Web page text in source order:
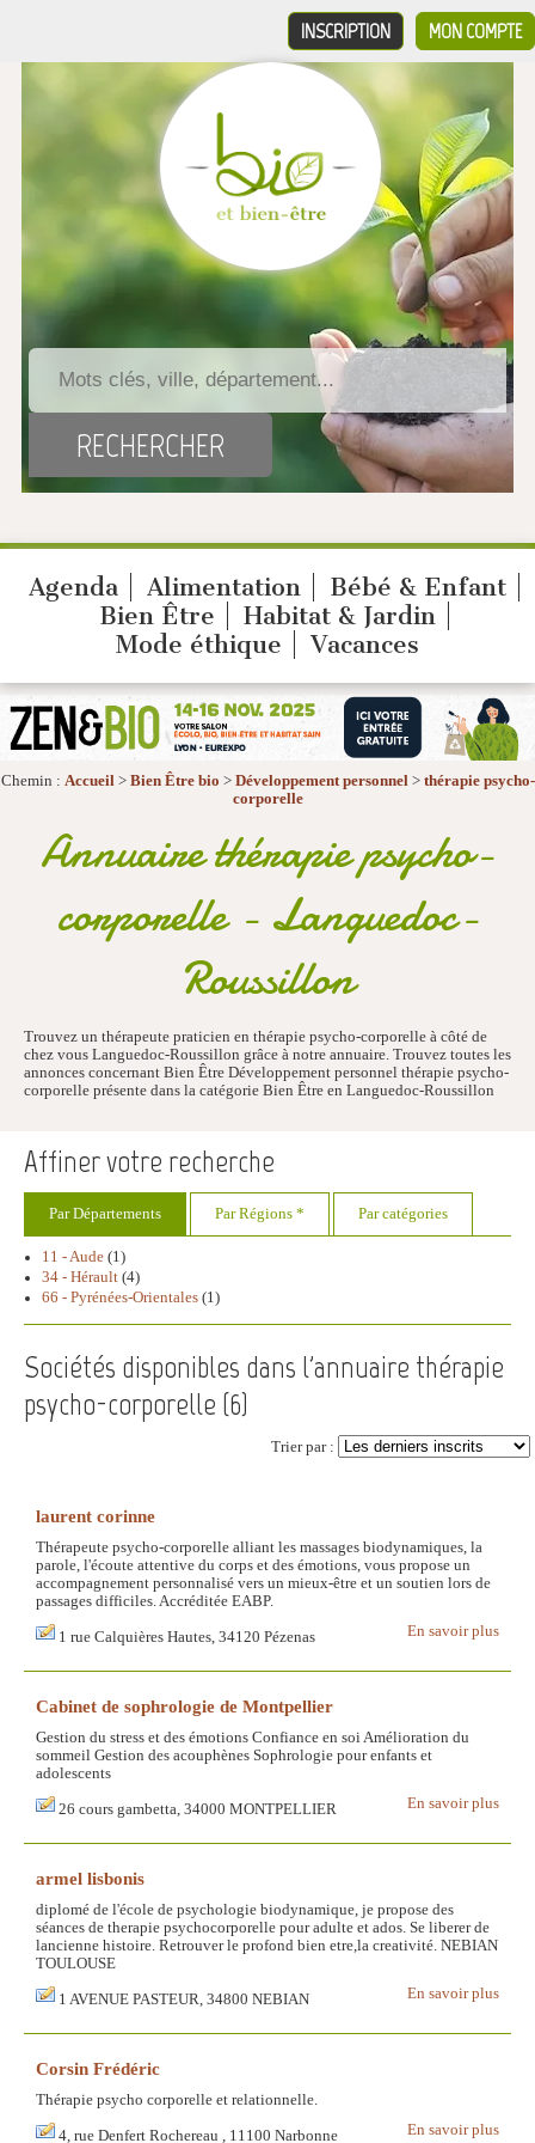
MON COMPTE
INSCRIPTION
Agenda Alimentation
Bébé & Enfant
Bien Être
Habitat & Jardin
Mode éthique
Vacances
Chemin : Accueil> Bien Être bio > Développement personnel> thérapie psycho-
corporelle
Annuaire thérapie psycho-
corporelle - Languedoc-
Roussillon
Trouvez un thérapeute praticien en thérapie psycho-corporelle à côté de
chez vous Languedoc-Roussillon grâce à notre annuaire. Trouvez toutes les
annonces concernant Bien Être Développement personnel thérapie psycho-
corporelle présente dans la catégorie Bien Être en Languedoc-Roussillon
Affiner votre recherche
Par Départements Par Régions * Par catégories
11 - Aude (1)
34 - Hérault (4)
66 - Pyrénées-Orientales (1)
Sociétés disponibles dans l'annuaire thérapie
psycho-corporelle (6)
Trier par :
laurent corinne
Thérapeute psycho-corporelle alliant les massages biodynamiques, la
parole, l'écoute attentive du corps et des émotions, vous propose un
accompagnement personnalisé vers un mieux-être et un soutien lors de
passages difficiles. Accréditée EABP.
En savoir plus
1 rue Calquières Hautes, 34120 Pézenas
Cabinet de sophrologie de Montpellier
Gestion du stress et des émotions Confiance en soi Amélioration du
sommeil Gestion des acouphènes Sophrologie pour enfants et
adolescents
En savoir plus
26 cours gambetta, 34000 MONTPELLIER
armel lisbonis
diplomé de l'école de psychologie biodynamique, je propose des
séances de therapie psychocorporelle pour adulte et ados. Se liberer de
lancienne histoire. Retrouver le profond bien etre,la creativité. NEBIAN
TOULOUSE
En savoir plus
1 AVENUE PASTEUR, 34800 NEBIAN
Corsin Frédéric
Thérapie psycho corporelle et relationnelle.
En savoir plus
4, rue Denfert Rochereau , 11100 Narbonne